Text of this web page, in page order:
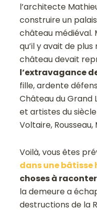
l’architecte
construire un
château médiéval.
qu’il y avait de
château devait
l’extravagance
fille, ardente
Château du Grand
et artistes du
Voltaire,
Voilà, vous êtes
dans une
choses à
la demeure a
destructions de la